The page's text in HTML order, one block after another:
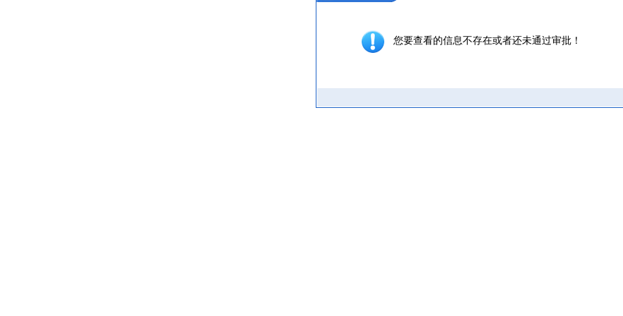
您要查看的信息不存在或者还未通过审批！